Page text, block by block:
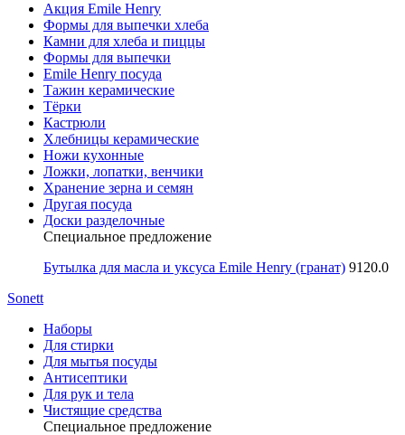
Акция Emile Henry
Формы для выпечки хлеба
Камни для хлеба и пиццы
Формы для выпечки
Emile Henry посуда
Тажин керамические
Тёрки
Кастрюли
Хлебницы керамические
Ножи кухонные
Ложки, лопатки, венчики
Хранение зерна и семян
Другая посуда
Доски разделочные
Специальное предложение
Бутылка для масла и уксуса Emile Henry (гранат) 9120.0
Sonett
Наборы
Для стирки
Для мытья посуды
Антисептики
Для рук и тела
Чистящие средства
Специальное предложение